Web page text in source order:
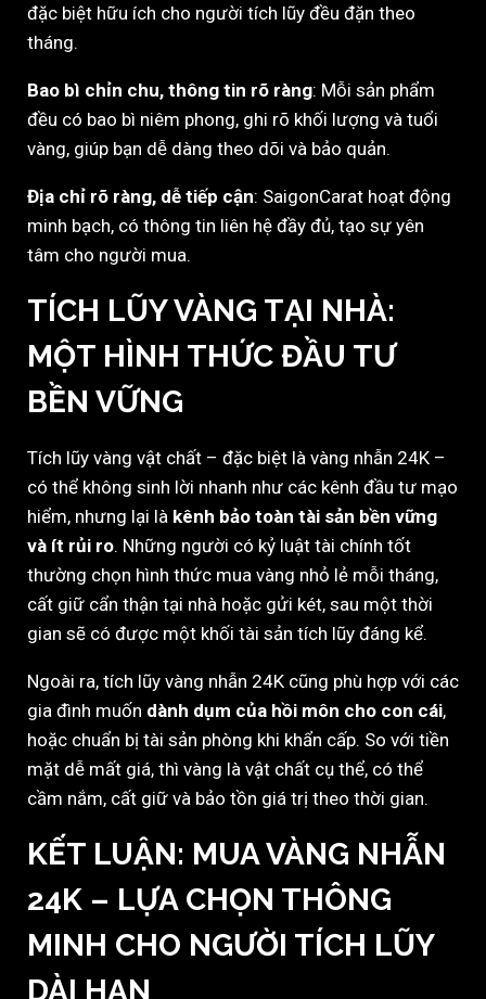
đặc biệt hữu ích cho người tích lũy đều đặn theo
tháng.
Bao bì chỉn chu, thông tin rõ ràng: Mỗi sản phẩm
đều có bao bì niêm phong, ghi rõ khối lượng và tuổi
vàng, giúp bạn dễ dàng theo dõi và bảo quản.
Địa chỉ rõ ràng, dễ tiếp cận: SaigonCarat hoạt động
minh bạch, có thông tin liên hệ đầy đủ, tạo sự yên
tâm cho người mua.
TÍCH LŨY VÀNG TẠI NHÀ:
MỘT HÌNH THỨC ĐẦU TƯ
BỀN VỮNG
Tích lũy vàng vật chất – đặc biệt là vàng nhẫn 24K –
có thể không sinh lời nhanh như các kênh đầu tư mạo
hiểm, nhưng lại là kênh bảo toàn tài sản bền vững
và ít rủi ro. Những người có kỷ luật tài chính tốt
thường chọn hình thức mua vàng nhỏ lẻ mỗi tháng,
cất giữ cẩn thận tại nhà hoặc gửi két, sau một thời
gian sẽ có được một khối tài sản tích lũy đáng kể.
Ngoài ra, tích lũy vàng nhẫn 24K cũng phù hợp với các
gia đình muốn dành dụm của hồi môn cho con cái,
hoặc chuẩn bị tài sản phòng khi khẩn cấp. So với tiền
mặt dễ mất giá, thì vàng là vật chất cụ thể, có thể
cầm nắm, cất giữ và bảo tồn giá trị theo thời gian.
KẾT LUẬN: MUA VÀNG NHẪN
24K – LỰA CHỌN THÔNG
MINH CHO NGƯỜI TÍCH LŨY
DÀI HẠN